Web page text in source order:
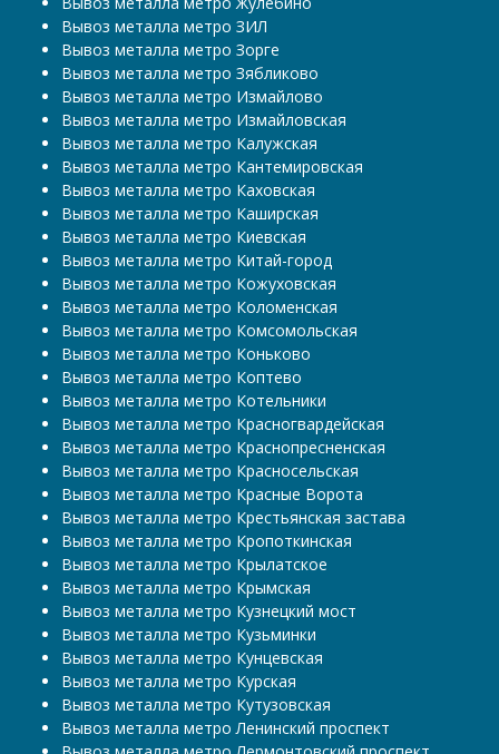
Вывоз металла метро ЗИЛ
Вывоз металла метро Зорге
Вывоз металла метро Зябликово
Вывоз металла метро Измайлово
Вывоз металла метро Измайловская
Вывоз металла метро Калужская
Вывоз металла метро Кантемировская
Вывоз металла метро Каховская
Вывоз металла метро Каширская
Вывоз металла метро Киевская
Вывоз металла метро Китай-город
Вывоз металла метро Кожуховская
Вывоз металла метро Коломенская
Вывоз металла метро Комсомольская
Вывоз металла метро Коньково
Вывоз металла метро Коптево
Вывоз металла метро Котельники
Вывоз металла метро Красногвардейская
Вывоз металла метро Краснопресненская
Вывоз металла метро Красносельская
Вывоз металла метро Красные Ворота
Вывоз металла метро Крестьянская застава
Вывоз металла метро Кропоткинская
Вывоз металла метро Крылатское
Вывоз металла метро Крымская
Вывоз металла метро Кузнецкий мост
Вывоз металла метро Кузьминки
Вывоз металла метро Кунцевская
Вывоз металла метро Курская
Вывоз металла метро Кутузовская
Вывоз металла метро Ленинский проспект